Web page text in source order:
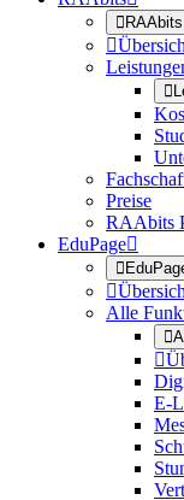
RAAbits


Preise
RAAbits
EduPage


Alle


E-